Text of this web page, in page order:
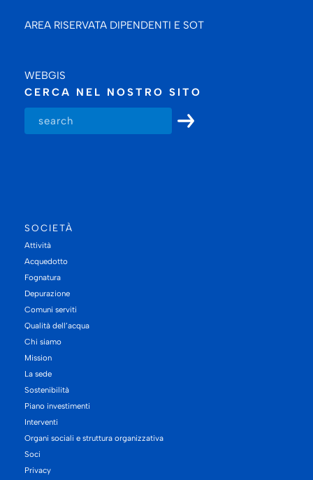
AREA RISERVATA DIPENDENTI E SOT
WEBGIS
CERCA NEL NOSTRO SITO
SOCIETÀ
Attività
Acquedotto
Fognatura
Depurazione
Comuni serviti
Qualità dell’acqua
Chi siamo
Mission
La sede
Sostenibilità
Piano investimenti
Interventi
Organi sociali e struttura organizzativa
Soci
Privacy